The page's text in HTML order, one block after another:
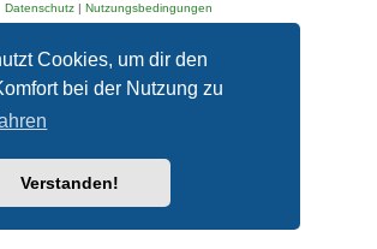
Cookies, um dir den
bei der Nutzung zu
Verstanden!
Datenschutz| Nutzungsbedingungen